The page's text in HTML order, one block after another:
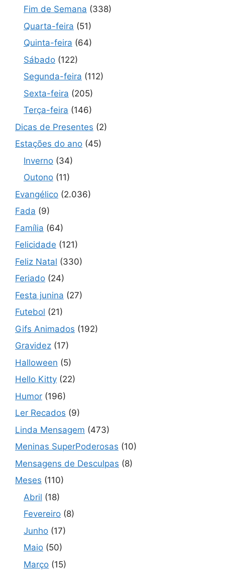
Fim de Semana (338)
Quarta-feira (51)
Quinta-feira (64)
Sábado (122)
Segunda-feira (112)
Sexta-feira (205)
Terça-feira (146)
Dicas de Presentes (2)
Estações do ano (45)
Inverno (34)
Outono (11)
Evangélico (2.036)
Fada (9)
Família (64)
Felicidade (121)
Feliz Natal (330)
Feriado (24)
Festa junina (27)
Futebol (21)
Gifs Animados (192)
Gravidez (17)
Halloween (5)
Hello Kitty (22)
Humor (196)
Ler Recados (9)
Linda Mensagem (473)
Meninas SuperPoderosas (10)
Mensagens de Desculpas (8)
Meses (110)
Abril (18)
Fevereiro (8)
Junho (17)
Maio (50)
Março (15)